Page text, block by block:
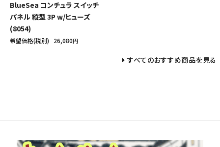
BlueSea コンチュラ スイッチ
パネル 縦型 3P w/ヒューズ
(8054)
希望価格(税別) 26,080円
すべてのおすすめ商品を見る